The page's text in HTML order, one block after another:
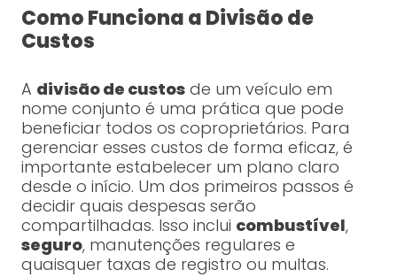
Como Funciona a Divisão de
Custos
A divisão de custosde um veículo em
nome conjunto é uma prática que pode
beneficiar todos os coproprietários. Para
gerenciar esses custos de forma eficaz, é
importante estabelecer um plano claro
desde o início. Um dos primeiros passos é
decidir quais despesas serão
compartilhadas. Isso inclui combustível,
seguro, manutenções regulares e
quaisquer taxas de registro ou multas.